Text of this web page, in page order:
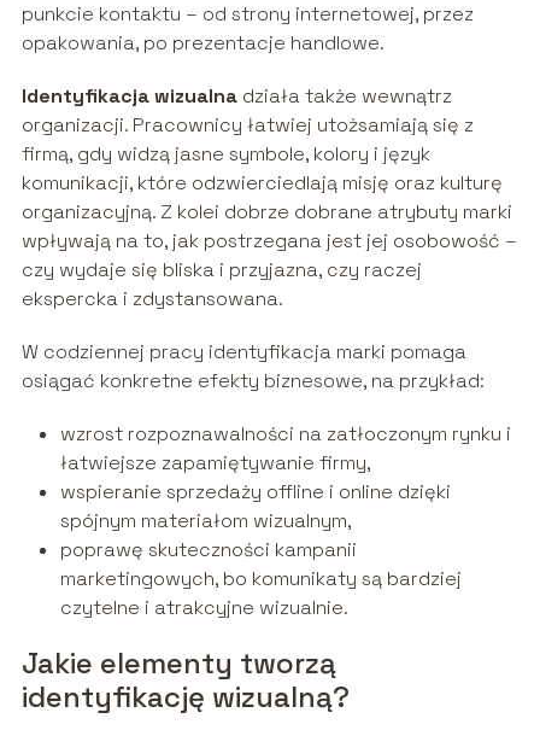
punkcie kontaktu – od strony internetowej, przez
opakowania, po prezentacje handlowe.
Identyfikacja wizualnadziała także wewnątrz
organizacji. Pracownicy łatwiej utożsamiają się z
firmą, gdy widzą jasne symbole, kolory i język
komunikacji, które odzwierciedlają misję oraz kulturę
organizacyjną. Z kolei dobrze dobrane atrybuty marki
wpływają na to, jak postrzegana jest jej osobowość –
czy wydaje się bliska i przyjazna, czy raczej
ekspercka i zdystansowana.
W codziennej pracy identyfikacja marki pomaga
osiągać konkretne efekty biznesowe, na przykład:
wzrost rozpoznawalności na zatłoczonym rynku i
łatwiejsze zapamiętywanie firmy,
wspieranie sprzedaży offline i online dzięki
spójnym materiałom wizualnym,
poprawę skuteczności kampanii
marketingowych, bo komunikaty są bardziej
czytelne i atrakcyjne wizualnie.
Jakie elementy tworzą
identyfikację wizualną?